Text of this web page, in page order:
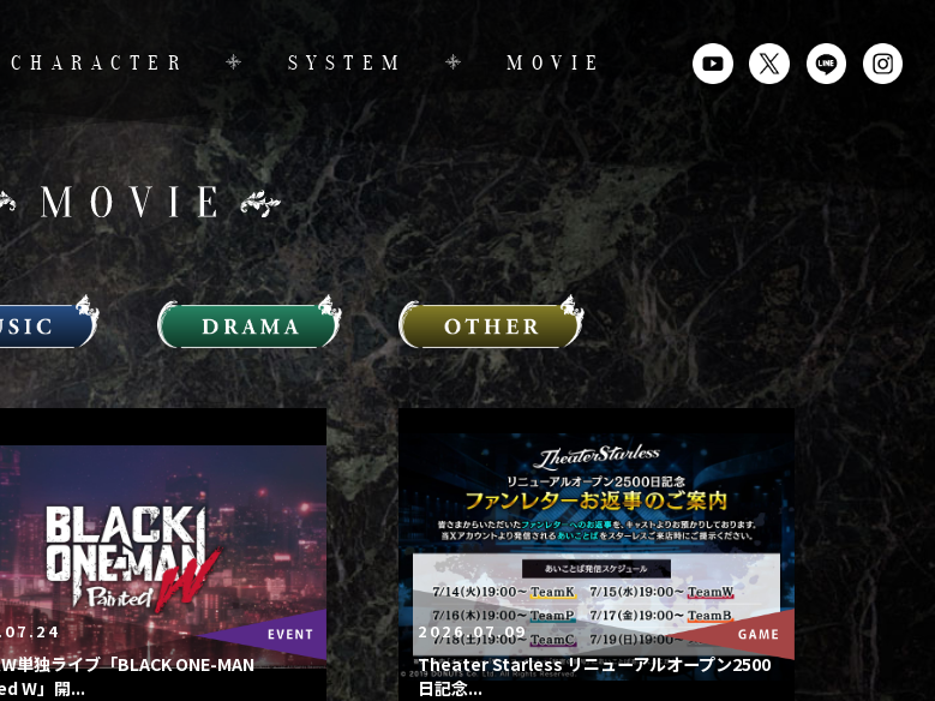
CHARACTER SYSTEM MOVIE
単独ライブ「BLACK ONE-MAN
W」開...
2026.07.09
Theater Starless リニューアルオープン2500
日記念...